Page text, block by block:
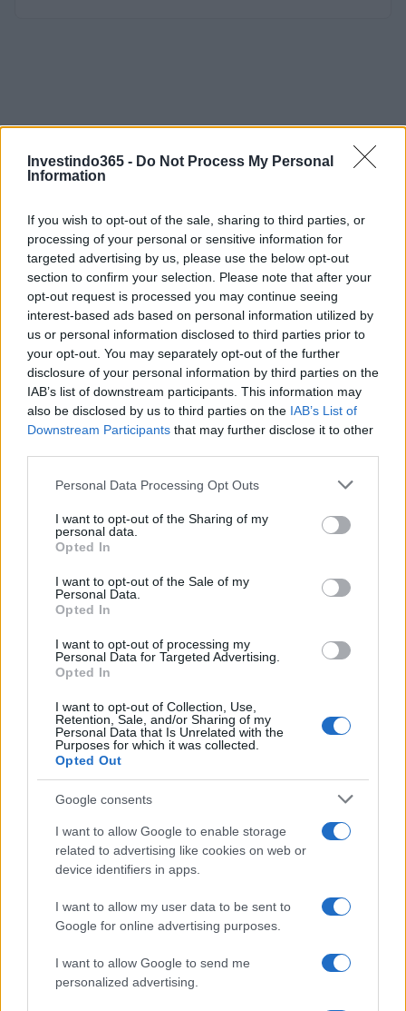
Investindo365 - Do Not Process My Personal
Information
If you wish to opt-out of the sale, sharing to third parties, or
processing of your personal or sensitive information for
targeted advertising by us, please use the below opt-out
section to confirm your selection. Please note that after your
opt-out request is processed you may continue seeing
interest-based ads based on personal information utilized by
us or personal information disclosed to third parties prior to
your opt-out. You may separately opt-out of the further
disclosure of your personal information by third parties on the
IAB’s list of downstream participants. This information may
also be disclosed by us to third parties on the IAB’s List of
Downstream Participants that may further disclose it to other
Please note that this website/app uses one or more Google
not limited to your visit or usage behaviour. You may click to
grant or deny consent to Google and its third-party tags to
use your data for below specified purposes in below Google
consent section.
Personal Data Processing Opt Outs
I want to opt-out of the Sharing of my
personal data.
Opted In
I want to opt-out of the Sale of my
Personal Data.
Opted In
I want to opt-out of processing my
Personal Data for Targeted Advertising.
Opted In
I want to opt-out of Collection, Use,
Retention, Sale, and/or Sharing of my
Personal Data that Is Unrelated with the
Purposes for which it was collected.
Opted Out
Google consents
I want to allow Google to enable storage
related to advertising like cookies on web or
device identifiers in apps.
I want to allow my user data to be sent to
Google for online advertising purposes.
I want to allow Google to send me
personalized advertising.
Continue lendo
INVESTIMENTOS
Estratégias para definir objetivos e balancear investimentos em
renda fixa
Rafael Oliveira · 10 ago 2026